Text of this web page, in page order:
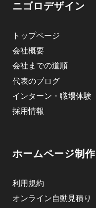
ニゴロデザイン
トップページ
会社概要
会社までの道順
代表のブログ
インターン・職場体験
採用情報
ホームページ制作
利用規約
オンライン自動見積り